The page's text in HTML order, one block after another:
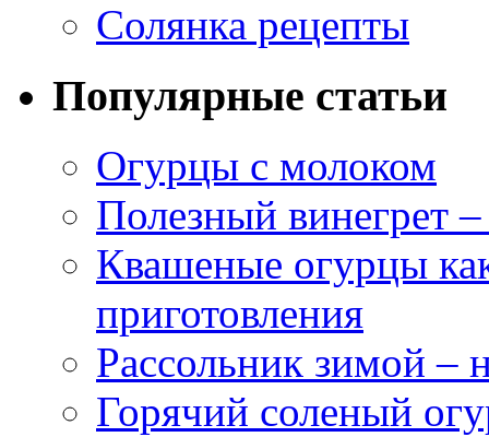
Солянка рецепты
Популярные статьи
Огурцы с молоком
Полезный винегрет
Квашеные огурцы
приготовления
Рассольник зимой –
Горячий соленый